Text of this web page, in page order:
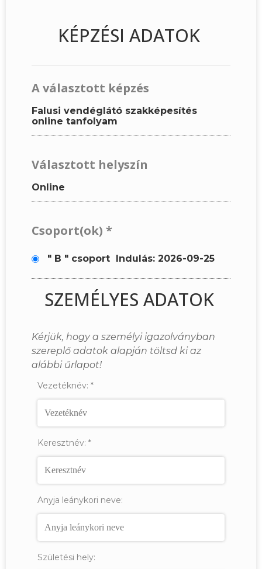
KÉPZÉSI ADATOK
A választott képzés
Falusi vendéglátó szakképesítés
online tanfolyam
Választott helyszín
Online
Csoport(ok) *
" B " csoport Indulás: 2026-09-25
SZEMÉLYES ADATOK
Kérjük, hogy a személyi igazolványban
szereplő adatok alapján töltsd ki az
alábbi űrlapot!
Vezetéknév: *
Keresztnév: *
Anyja leánykori neve:
Születési hely: